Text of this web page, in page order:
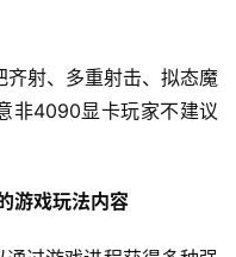
齐射、多重射击、拟态魔
非4090显卡玩家不建议
游戏玩法内容